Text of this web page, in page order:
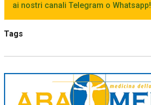
ai nostri canali Telegram o Whatsapp!
Tags